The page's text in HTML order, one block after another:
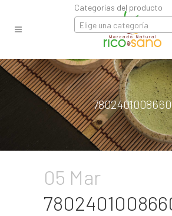
Categorías del producto
Elige una categoría
7802401008660
05 Mar